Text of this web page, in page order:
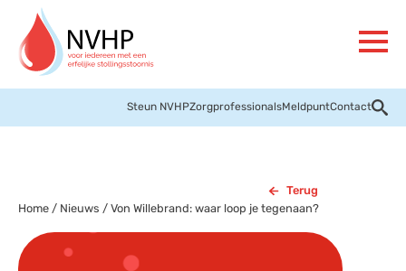
Steun NVHPZorgprofessionalsMeldpuntContact
Terug
Home / Nieuws / Von Willebrand: waar loop je tegenaan?